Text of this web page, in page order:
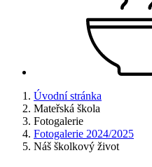
Úvodní stránka
Mateřská škola
Fotogalerie
Fotogalerie 2024/2025
Náš školkový život